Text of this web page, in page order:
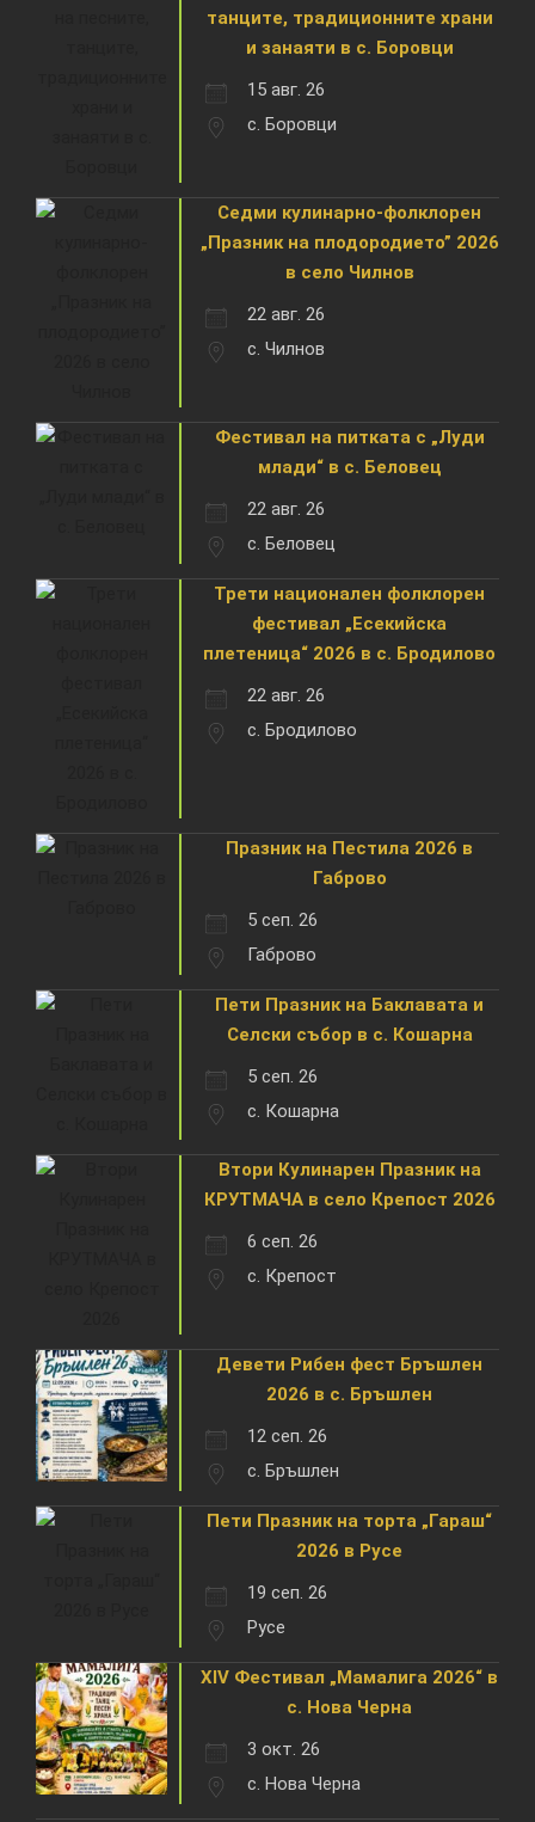
танците, традиционните храни
и занаяти в с. Боровци
15 авг. 26
с. Боровци
Седми кулинарно-фолклорен
„Празник на плодородието” 2026
в село Чилнов
22 авг. 26
с. Чилнов
Фестивал на питката с „Луди
млади“ в с. Беловец
22 авг. 26
с. Беловец
Трети национален фолклорен
фестивал „Есекийска
плетеница“ 2026 в с. Бродилово
22 авг. 26
с. Бродилово
Празник на Пестила 2026 в
Габрово
5 сеп. 26
Габрово
Пети Празник на Баклавата и
Селски събор в с. Кошарна
5 сеп. 26
с. Кошарна
Втори Кулинарен Празник на
КРУТМАЧА в село Крепост 2026
6 сеп. 26
с. Крепост
Девети Рибен фест Бръшлен
2026 в с. Бръшлен
12 сеп. 26
с. Бръшлен
Пети Празник на торта „Гараш“
2026 в Русе
19 сеп. 26
Русе
XIV Фестивал „Мамалига 2026“ в
с. Нова Черна
3 окт. 26
с. Нова Черна